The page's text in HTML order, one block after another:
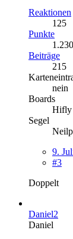
Reaktionen
125
Punkte
1.230
Beiträge
215
nein
Boards
Hifly
Segel
9.
#3
Doppelt
Daniel2
Daniel